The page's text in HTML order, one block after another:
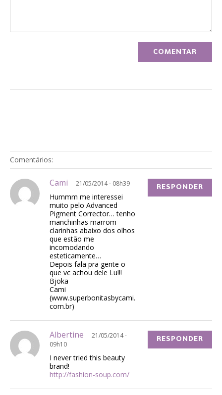
Comentários:
Cami 21/05/2014 - 08h39
Hummm me interessei
muito pelo Advanced
Pigment Corrector… tenho
manchinhas marrom
clarinhas abaixo dos olhos
que estão me
incomodando
esteticamente…
Depois fala pra gente o
que vc achou dele Lu!!!
Bjoka
Cami
(www.superbonitasbycami.
com.br)
RESPONDER
Albertine
21/05/2014 -
09h10
I never tried this beauty
brand!
http://fashion-soup.com/
RESPONDER